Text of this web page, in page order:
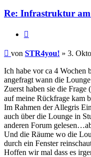
Re: Infrastruktur
Beitrag
von STR4you! » 3.
Ich habe vor ca 4 Wochen
angefragt wann die
Zuerst haben sie die
auf meine Rückfrage kam
Im Rahmen der Allegris
auch über die Lounge in
anderen Forum
Und die Räume wo die
durch ein Fenster
Hoffen wir mal dass es